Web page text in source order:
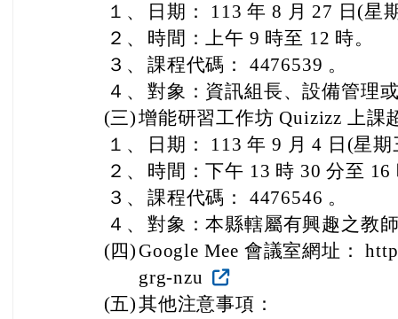
１、
日期： 113 年 8 月 27 日(星
２、
時間：上午 9 時至 12 時。
３、 課程代碼： 4476539 。
４、 對象：資訊組長、設備管理
(三)增能研習工作坊 Quizizz 上課
１、
日期： 113 年 9 月 4 日(星
２、
時間：下午 13 時 30 分至 16
３、 課程代碼： 4476546 。
４、 對象：本縣轄屬有興趣之教
(四)Google Mee 會議室網址：
grg-nzu
(五)其他注意事項：